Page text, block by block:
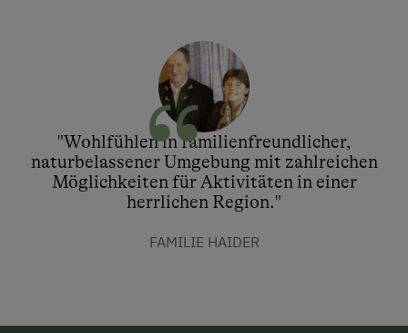
"Wohlfühlen in familienfreundlicher,
naturbelassener Umgebung mit zahlreichen
Möglichkeiten für Aktivitäten in einer
herrlichen Region."
FAMILIE HAIDER